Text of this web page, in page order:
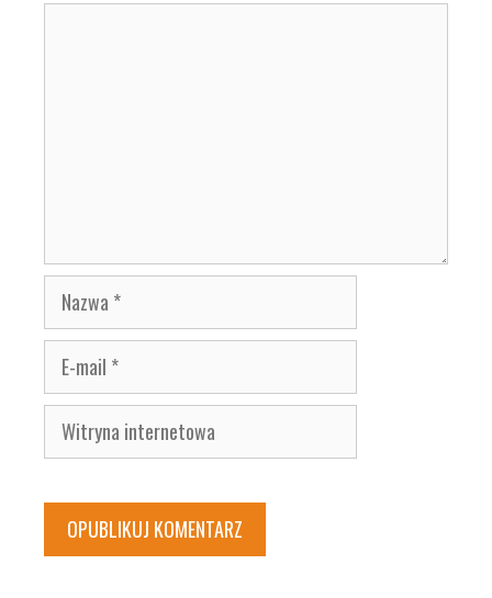
Nazwa
E-
mail
Witryna
internetowa